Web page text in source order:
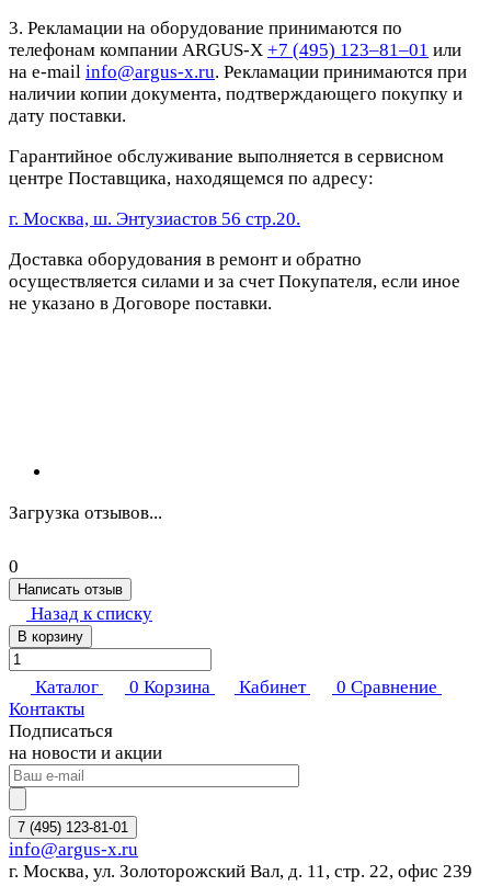
3. Рекламации на оборудование принимаются по
телефонам компании ARGUS-X +7 (495) 123–81–01 или
на e-mail info@argus-x.ru. Рекламации принимаются при
наличии копии документа, подтверждающего покупку и
дату поставки.
Гарантийное обслуживание выполняется в сервисном
центре Поставщика, находящемся по адресу:
г. Москва, ш. Энтузиастов 56 стр.20.
Доставка оборудования в ремонт и обратно
осуществляется силами и за счет Покупателя, если иное
не указано в Договоре поставки.
Загрузка отзывов...
0
Написать отзыв
Назад к списку
В корзину
Каталог 0 Корзина Кабинет 0 Сравнение
Контакты
Подписаться
на новости и акции
7 (495) 123-81-01
info@argus-x.ru
г. Москва, ул. Золоторожский Вал, д. 11, стр. 22, офис 239